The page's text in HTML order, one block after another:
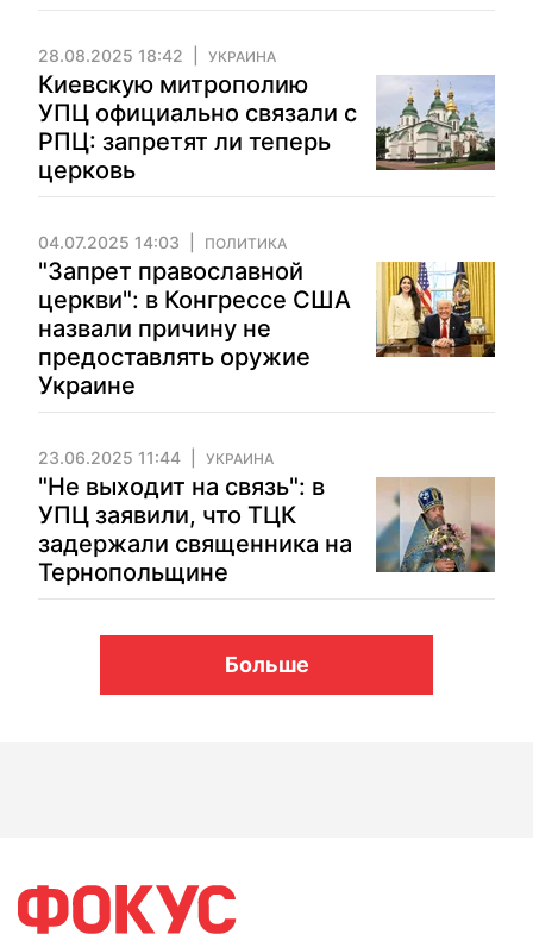
28.08.2025 18:42 УКРАИНА
Киевскую митрополию
УПЦ официально связали с
РПЦ: запретят ли теперь
церковь
04.07.2025 14:03 ПОЛИТИКА
"Запрет православной
церкви": в Конгрессе США
назвали причину не
предоставлять оружие
Украине
23.06.2025 11:44 УКРАИНА
"Не выходит на связь": в
УПЦ заявили, что ТЦК
задержали священника на
Тернопольщине
Больше